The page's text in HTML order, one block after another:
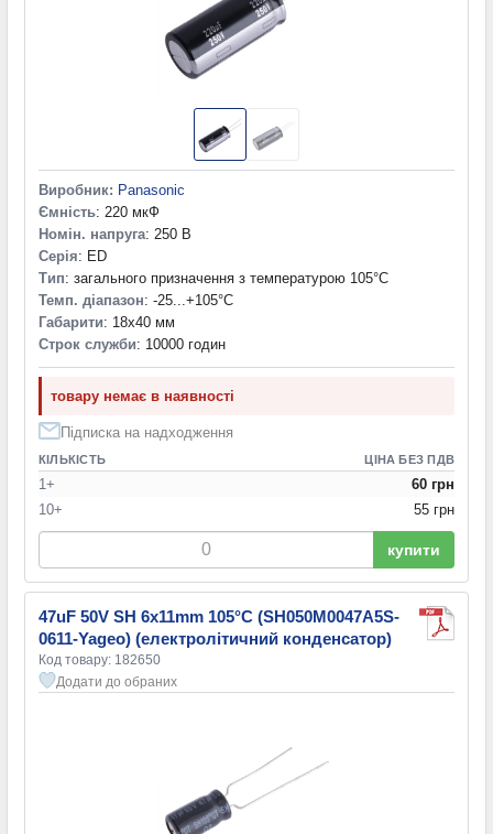
Виробник: Panasonic
Ємність: 220 мкФ
Номін. напруга: 250 В
Серія: ED
Тип: загального призначення з температурою 105°C
Темп. діапазон: -25...+105°С
Габарити: 18x40 мм
Строк служби: 10000 годин
товару немає в наявності
Підписка на надходження
КІЛЬКІСТЬ ЦІНА БЕЗ ПДВ
1+
60 грн
10+
55 грн
купити
47uF 50V SH 6x11mm 105°C (SH050M0047A5S-
0611-Yageo) (електролітичний конденсатор)
Код товару: 182650
Додати до обраних